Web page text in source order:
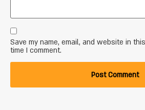
Save my name, email, and website in
time I comment.